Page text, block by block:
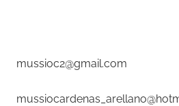
mussioc2@gmail.com